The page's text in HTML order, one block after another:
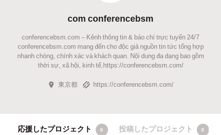
com conferencebsm
conferencebsm.com – Kênh thông tin & báo chí trực tuyến 24/7
conferencebsm.com mang đến cho độc giả nguồn tin tức tổng hợp
nhanh chóng, chính xác và khách quan. Nội dung đa dạng bao gồm
thời sự, xã hội, kinh tế,https://conferencebsm.com/
東京都 https://conferencebsm.com/
応援したプロジェクト 0 投稿したプロジェクト 0